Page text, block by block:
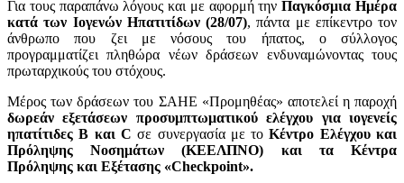
Για τους παραπάνω λόγους και με αφορμή τηνΠαγκόσμια Ημέρα
κατά των Ιογενών Ηπατιτίδων (28/07), πάντα με επίκεντρο τον
άνθρωπο που ζει με νόσους του ήπατος, ο σύλλογος
προγραμματίζει πληθώρα νέων δράσεων ενδυναμώνοντας τους
πρωταρχικούς του στόχους.
Μέρος των δράσεων του ΣΑΗΕ «Προμηθέας» αποτελεί η παροχή
δωρεάν εξετάσεων προσυμπτωματικού ελέγχου για ιογενείς
ηπατίτιδες Β και C σε συνεργασία με τοΚέντρο Ελέγχου και
Πρόληψης Νοσημάτων (ΚΕΕΛΠΝΟ) και τα Kέντρα
Πρόληψης και Εξέτασης «Checkpoint».